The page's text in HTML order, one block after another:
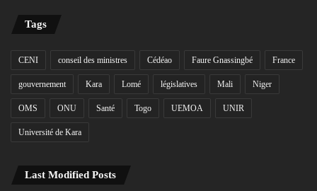
Tags
CENI conseil des ministres Cédéao Faure Gnassingbé France
gouvernement Kara Lomé législatives Mali Niger
OMS ONU Santé Togo UEMOA UNIR
Université de Kara
Last Modified Posts